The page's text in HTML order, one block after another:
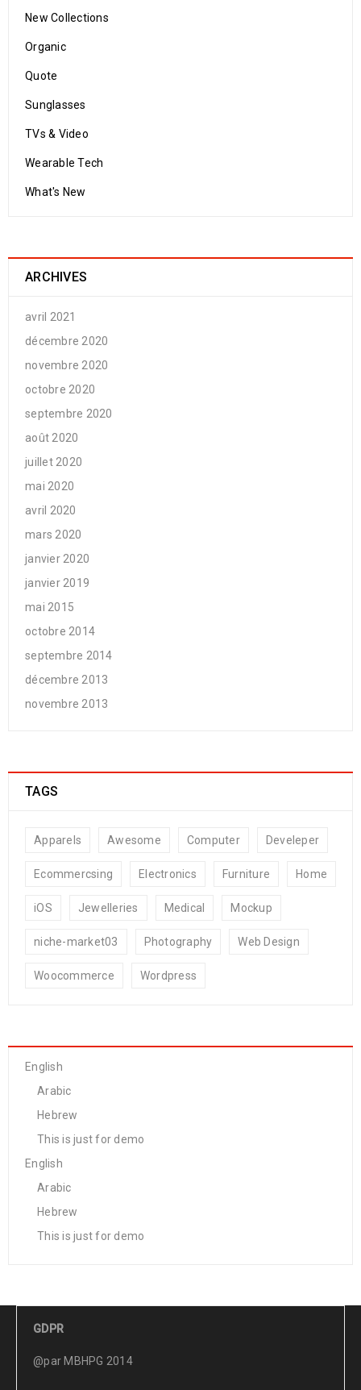
New Collections
Organic
Quote
Sunglasses
TVs & Video
Wearable Tech
What's New
ARCHIVES
avril 2021
décembre 2020
novembre 2020
octobre 2020
septembre 2020
août 2020
juillet 2020
mai 2020
avril 2020
mars 2020
janvier 2020
janvier 2019
mai 2015
octobre 2014
septembre 2014
décembre 2013
novembre 2013
TAGS
Apparels Awesome Computer Develeper
Ecommercsing Electronics Furniture Home
iOS Jewelleries Medical Mockup
niche-market03 Photography Web Design
Woocommerce Wordpress
English
Arabic
Hebrew
This is just for demo
English
Arabic
Hebrew
This is just for demo
GDPR
@par MBHPG 2014